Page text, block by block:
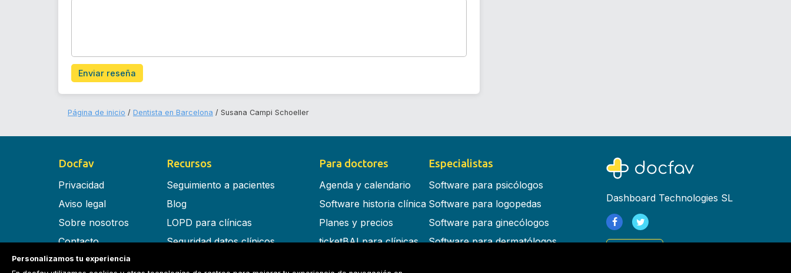
Enviar reseña
Página de inicio Dentista en Barcelona Susana Campi Schoeller
Docfav
Privacidad
Aviso legal
Sobre nosotros
Contacto
Términos y condiciones
Recursos
Seguimiento a pacientes
Blog
LOPD para clínicas
Seguridad datos clínicos
Para doctores
Agenda y calendario
Software historia clínica
Planes y precios
ticketBAI para clínicas
Especialistas
Software para psicólogos
Software para logopedas
Software para ginecólogos
Software para dermatólogos
Dashboard Technologies SL
Personalizamos tu experiencia